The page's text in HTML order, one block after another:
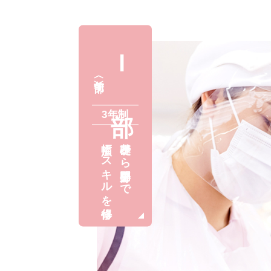
Ⅰ
3年制
基礎から専門分野まで
幅広くスキルを修得